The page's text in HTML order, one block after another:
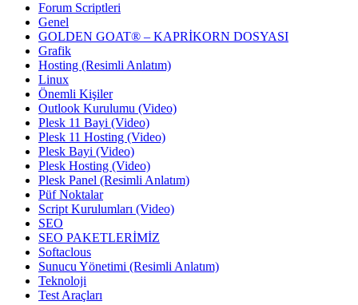
Forum Scriptleri
Genel
GOLDEN GOAT® – KAPRİKORN DOSYASI
Grafik
Hosting (Resimli Anlatım)
Linux
Önemli Kişiler
Outlook Kurulumu (Video)
Plesk 11 Bayi (Video)
Plesk 11 Hosting (Video)
Plesk Bayi (Video)
Plesk Hosting (Video)
Plesk Panel (Resimli Anlatım)
Püf Noktalar
Script Kurulumları (Video)
SEO
SEO PAKETLERİMİZ
Softaclous
Sunucu Yönetimi (Resimli Anlatım)
Teknoloji
Test Araçları